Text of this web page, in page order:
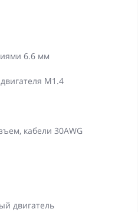
6.6 мм
M1.4
кабели 30AWG
двигатель